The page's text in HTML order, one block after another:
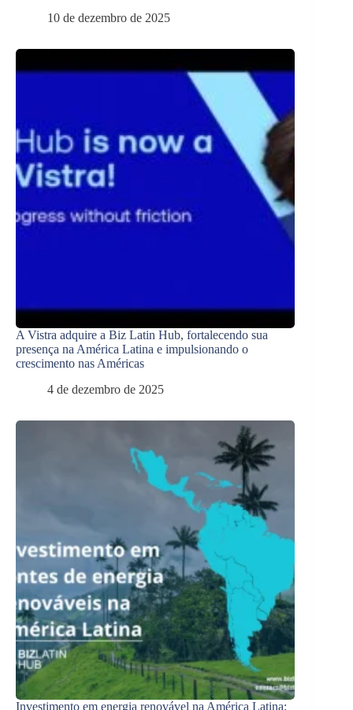
10 de dezembro de 2025
A Vistra adquire a Biz Latin Hub, fortalecendo sua
presença na América Latina e impulsionando o
crescimento nas Américas
4 de dezembro de 2025
Investimento em energia renovável na América Latina: